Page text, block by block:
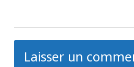
Laisser un